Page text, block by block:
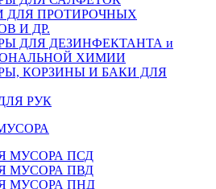
ДЛЯ ПРОТИРОЧНЫХ
И ДР.
ДЛЯ ДЕЗИНФЕКТАНТА и
ХИМИИ
КОРЗИНЫ И БАКИ ДЛЯ
РУК
МУСОРА ПСД
МУСОРА ПВД
МУСОРА ПНД